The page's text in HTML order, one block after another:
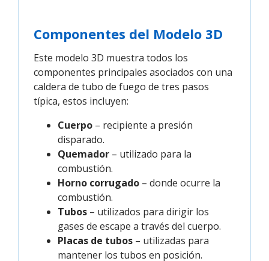
Componentes del Modelo 3D
Este modelo 3D muestra todos los
componentes principales asociados con una
caldera de tubo de fuego de tres pasos
típica, estos incluyen:
Cuerpo – recipiente a presión
disparado.
Quemador – utilizado para la
combustión.
Horno corrugado – donde ocurre la
combustión.
Tubos – utilizados para dirigir los
gases de escape a través del cuerpo.
Placas de tubos – utilizadas para
mantener los tubos en posición.